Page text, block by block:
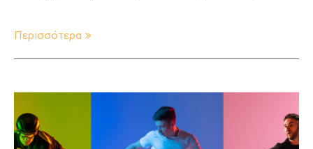
Περισσότερα